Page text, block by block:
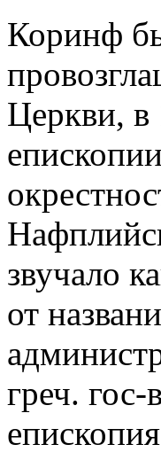
Коринф
Церкви, в
звучало
от
греч.